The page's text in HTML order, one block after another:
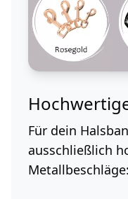
Für dein
ausschließlich
Metallbeschläge: